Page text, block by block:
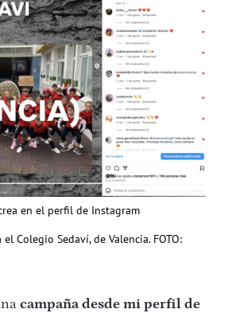
en el perfil de Instagram
Colegio Sedaví, de Valencia. FOTO:
campaña desde mi perfil de